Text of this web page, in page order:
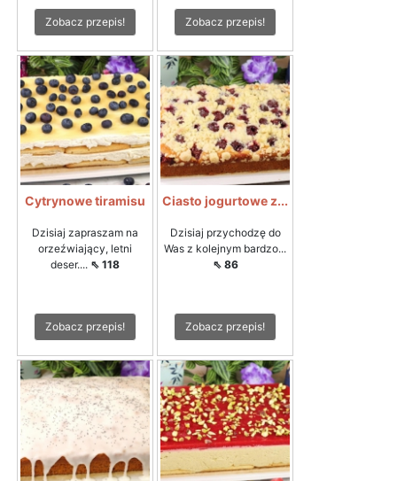
Zobacz przepis! Zobacz przepis!
Cytrynowe tiramisu
Dzisiaj zapraszam na
orzeźwiający, letni
deser.... ⇖ 118
Zobacz przepis!
Ciasto jogurtowe z...
Dzisiaj przychodzę do
Was z kolejnym bardzo...
⇖ 86
Zobacz przepis!